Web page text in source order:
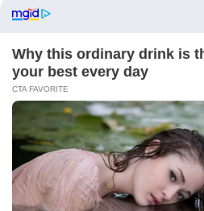
Home Tentang Kontak
©2026 Prosesnews.id. All